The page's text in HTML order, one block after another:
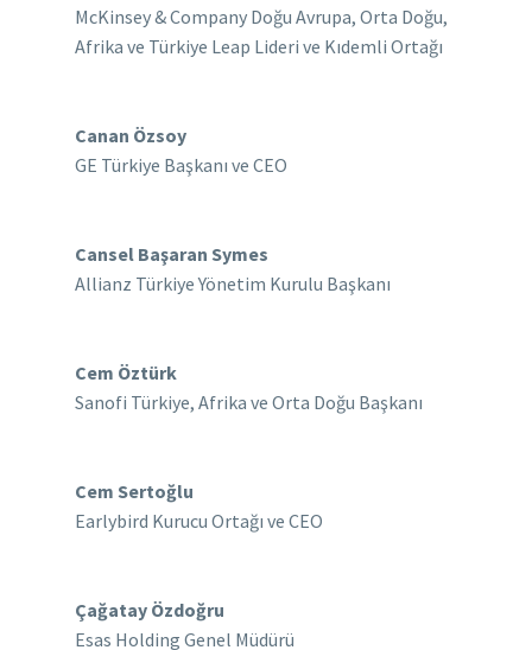
McKinsey & Company Doğu Avrupa, Orta Doğu,
Afrika ve Türkiye Leap Lideri ve Kıdemli Ortağı
Canan Özsoy
GE Türkiye Başkanı ve CEO
Cansel Başaran Symes
Allianz Türkiye Yönetim Kurulu Başkanı
Cem Öztürk
Sanofi Türkiye, Afrika ve Orta Doğu Başkanı
Cem Sertoğlu
Earlybird Kurucu Ortağı ve CEO
Çağatay Özdoğru
Esas Holding Genel Müdürü